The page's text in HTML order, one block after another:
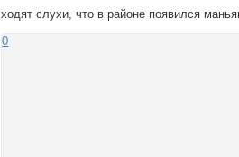
ходят слухи, что в районе появился
0